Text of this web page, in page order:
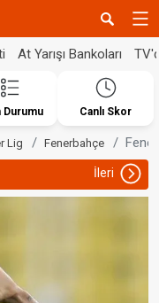
At Yarışı Bankoları
Durumu Canlı Skor
Lig Fenerbahçe
İleri